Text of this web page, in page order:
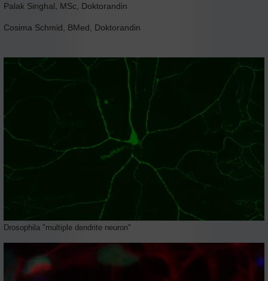
Palak Singhal, MSc, Doktorandin
Cosima Schmid, BMed, Doktorandin
Drosophila "multiple dendrite neuron"